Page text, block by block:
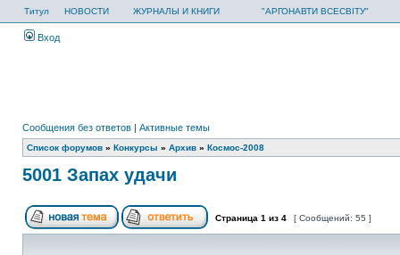
Титул НОВОСТИ ЖУРНАЛЫ И КНИГИ "АРГОНАВТИ ВСЕСВІТУ"
Вход
Сообщения без ответов | Активные темы
Список форумов » Конкурсы » Архив » Космос-2008
5001 Запах удачи
Страница 1 из 4 [ Сообщений: 55 ]